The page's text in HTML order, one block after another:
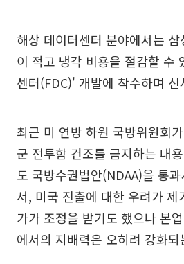
해상 데이터센터 분야에서는
이 적고 냉각 비용을 절감할 수
센터(FDC)' 개발에 착수하며
최근 미 연방 하원 국방위원회
군 전투함 건조를 금지하는 내
도 국방수권법안(NDAA)을 통
서, 미국 진출에 대한 우려가 제
가가 조정을 받기도 했으나 본
에서의 지배력은 오히려 강화되